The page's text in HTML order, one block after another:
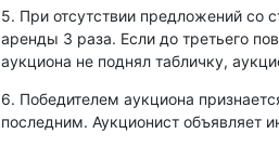
5. При отсутствии предложений со
аренды 3 раза. Если до третьего
аукциона не поднял табличку,
6. Победителем аукциона
последним. Аукционист объявляет